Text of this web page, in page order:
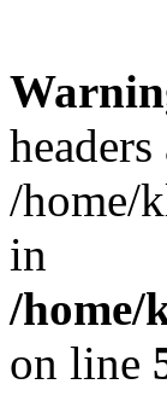
/home/
in
/home/
on line